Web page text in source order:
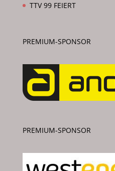
TTV 99 FEIERT
PREMIUM-SPONSOR
PREMIUM-SPONSOR